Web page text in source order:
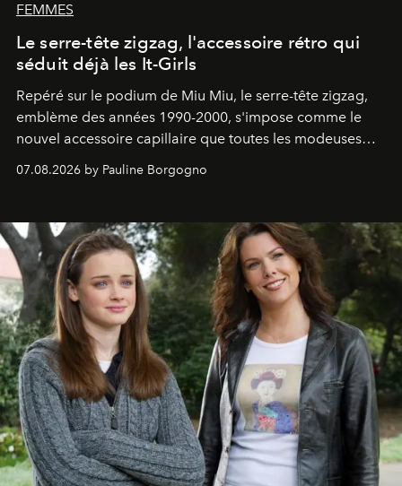
FEMMES
Le serre-tête zigzag, l'accessoire rétro qui
séduit déjà les It-Girls
Repéré sur le podium de Miu Miu, le serre-tête zigzag,
emblème des années 1990-2000, s'impose comme le
nouvel accessoire capillaire que toutes les modeuses
s'arrachent déjà.
07.08.2026 by Pauline Borgogno